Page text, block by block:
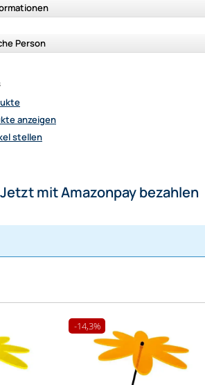
Person
anzeigen
stellen
Jetzt mit Amazonpay bezahlen
-14,3%